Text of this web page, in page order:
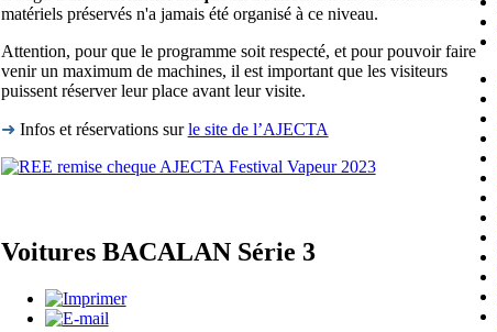
matériels préservés n'a jamais été organisé à ce niveau.
Attention, pour que le programme soit respecté, et pour pouvoir faire
venir un maximum de machines, il est important que les visiteurs
puissent réserver leur place avant leur visite.
➜ Infos et réservations surle site de l’AJECTA
Voitures BACALAN Série 3